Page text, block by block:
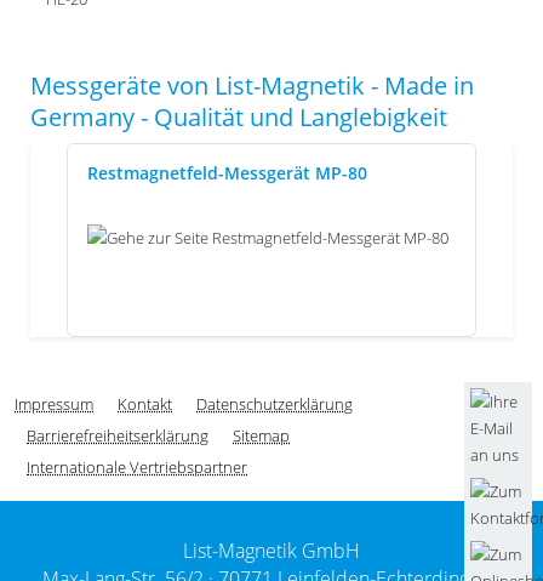
Messgeräte von List-Magnetik - Made in
Germany - Qualität und Langlebigkeit
Restmagnetfeld-Messgerät MP-80
Impressum Kontakt
Datenschutzerklärung
Barrierefreiheitserklärung
Sitemap
Internationale Vertriebspartner
List-Magnetik GmbH